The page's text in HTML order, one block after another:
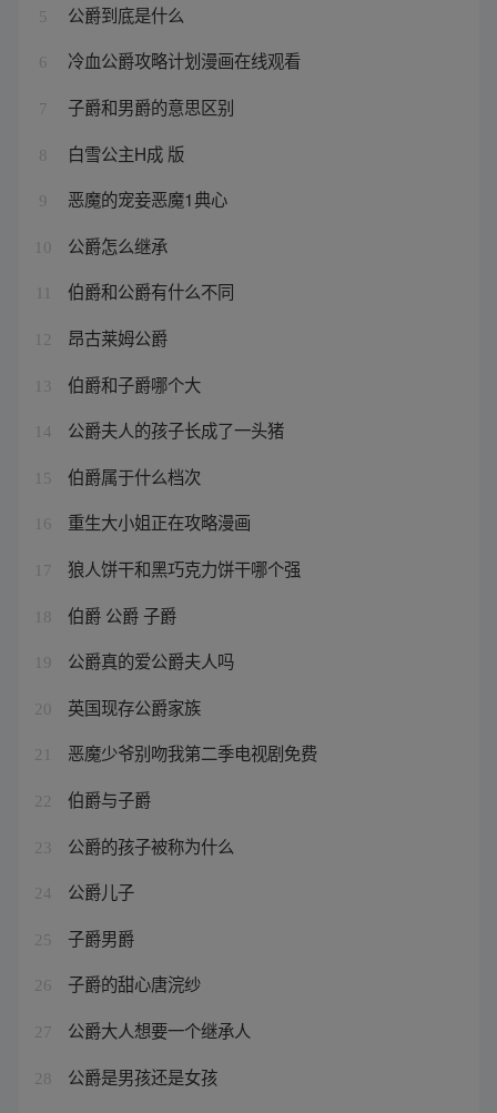
5 公爵到底是什么
6 冷血公爵攻略计划漫画在线观看
7 子爵和男爵的意思区别
8 白雪公主H成 版
9 恶魔的宠妾恶魔1典心
10 公爵怎么继承
伯爵和公爵有什么不同
12 昂古莱姆公爵
13 伯爵和子爵哪个大
14 公爵夫人的孩子长成了一头猪
15 伯爵属于什么档次
16 重生大小姐正在攻略漫画
17 狼人饼干和黑巧克力饼干哪个强
18 伯爵 公爵 子爵
19 公爵真的爱公爵夫人吗
20 英国现存公爵家族
21 恶魔少爷别吻我第二季电视剧免费
22 伯爵与子爵
23 公爵的孩子被称为什么
24 公爵儿子
25 子爵男爵
26 子爵的甜心唐浣纱
27 公爵大人想要一个继承人
28
公爵是男孩还是女孩